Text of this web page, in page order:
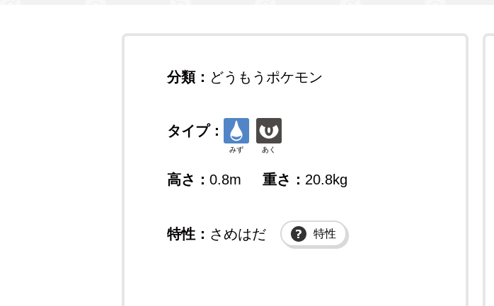
分類： どうもうポケモン
タイプ：
みず あく
高さ： 0.8m 重さ： 20.8kg
特性： さめはだ 特性